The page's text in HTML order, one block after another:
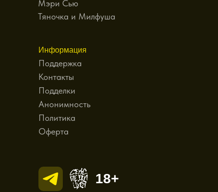
Информация
Поддержка
Контакты
Подделки
Анонимность
Политика
Оферта
Мэри Сью
Тяночка и Милфуша
18+